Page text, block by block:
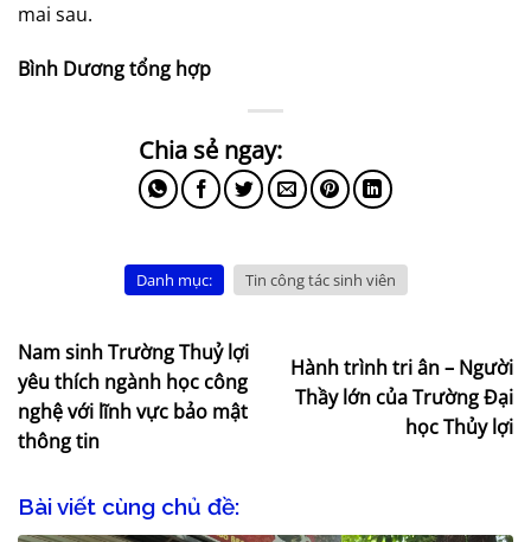
mai sau.
Bình Dương tổng hợp
Danh mục: Tin công tác sinh viên
Nam sinh Trường Thuỷ lợi
yêu thích ngành học công
nghệ với lĩnh vực bảo mật
thông tin
Hành trình tri ân – Người
Thầy lớn của Trường Đại
học Thủy lợi
Bài viết cùng chủ đề: